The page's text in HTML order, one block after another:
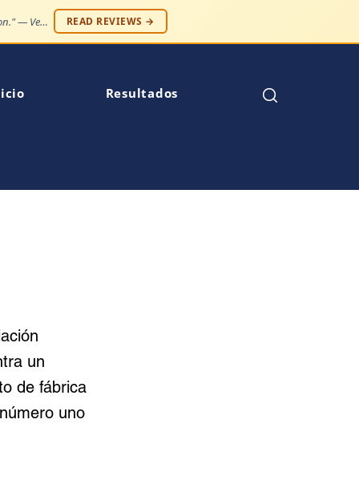
"Case resolved expeditiously. Number one law firm in my opinion." — Venise C. READ REVIEWS →
Resultados
un
de fábrica
uno